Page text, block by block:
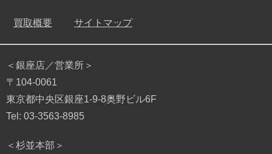
買取概要 サイトマップ
＜銀座店／営業所＞
〒104-0061
東京都中央区銀座1-9-8奥野ビル6F
Tel: 03-3563-8985
＜杉並本部＞